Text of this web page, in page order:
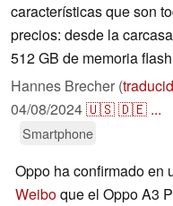
características que son
precios: desde la
512 GB de memoria
Hannes Brecher (
04/08/2024🇺🇸🇩🇪 ...
Smartphone
Oppo ha confirmado en
Weiboque el Oppo A3